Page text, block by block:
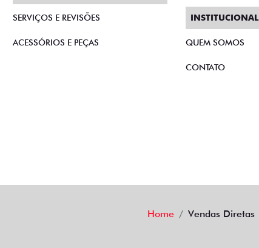
SERVIÇOS E REVISÕES
ACESSÓRIOS E PEÇAS
INSTITUCIONAL
QUEM SOMOS
CONTATO
Home Vendas Diretas